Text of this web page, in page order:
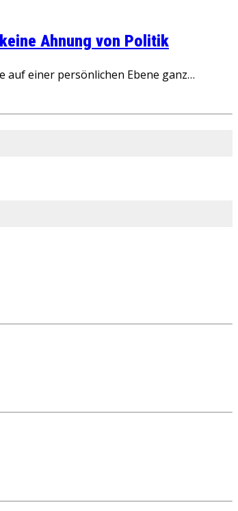
Ahnung von Politik
auf einer persönlichen Ebene ganz…